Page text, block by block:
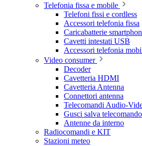
Telefonia fissa e mobile
Telefoni fissi e cordless
Accessori telefonia fissa
Caricabatterie
Cavetti intestati USB
Accessori telefonia
Video consumer
Decoder
Cavetteria HDMI
Cavetteria Antenna
Connettori antenna
Telecomandi Audio-
Gusci salva telecomando
Antenne da interno
Radiocomandi e KIT
Stazioni meteo